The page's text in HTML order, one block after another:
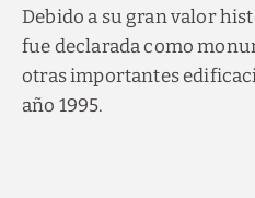
Debido a su gran valor
fue declarada como
otras importantes
año 1995.